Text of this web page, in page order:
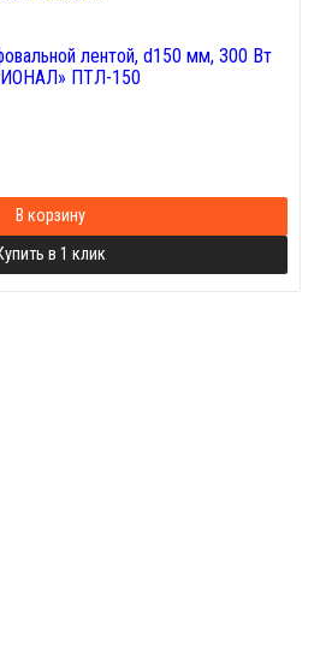
лентой, d150 мм, 300 Вт
ПТЛ-150
В корзину
в 1 клик